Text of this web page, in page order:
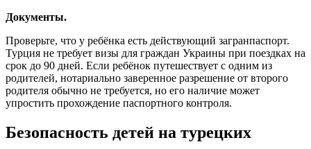
Документы.
Проверьте, что у ребёнка есть действующий загранпаспорт.
Турция не требует визы для граждан Украины при поездках на
срок до 90 дней. Если ребёнок путешествует с одним из
родителей, нотариально заверенное разрешение от второго
родителя обычно не требуется, но его наличие может
упростить прохождение паспортного контроля.
Безопасность детей на турецких